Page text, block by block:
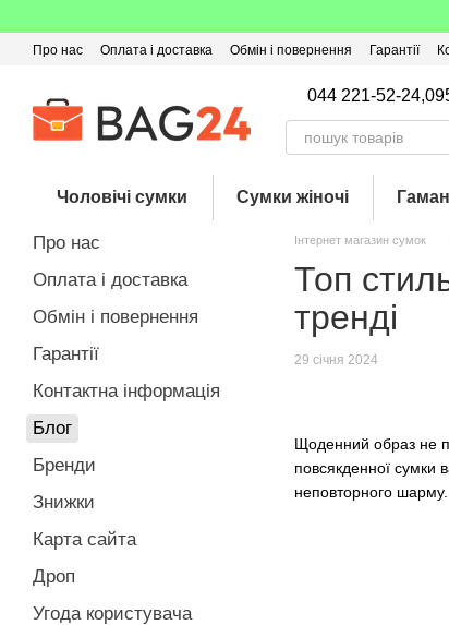
Про нас Оплата і доставка Обмін і повернення Гарантії
044 221-52-24,
Чоловічі сумки Сумки жіночі
Інтернет магазин сумок
Топ
тренді
29 січня 2024
Щоденний образ не
повсякденної сумки
неповторного шарму.
Про нас
Оплата і доставка
Обмін і повернення
Гарантії
Контактна інформація
Блог
Бренди
Знижки
Карта сайта
Дроп
Угода користувача